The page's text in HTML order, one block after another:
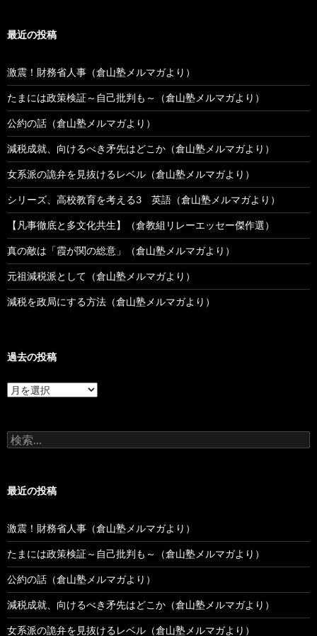
最近の投稿
激震！財務省人事（倉山塾メルマガより）
たまには政策検証～自己批判も～（倉山塾メルマガより）
公約の話（倉山塾メルマガより）
減税成就、向けるべき矛先はどこか（倉山塾メルマガより）
女系派の詭弁を見抜けるレベル（倉山塾メルマガより）
シリーズ、高校教育を考える3 英語（倉山塾メルマガより）
【凡事徹底と多文化共生】（倉教組リレーエッセー傑作選）
真の敵は「霞が関の総意」（倉山塾メルマガより）
元祖減税派として（倉山塾メルマガより）
減税を政局にする方法（倉山塾メルマガより）
過去の投稿
過
去
稿
検
索:
最近の投稿
激震！財務省人事（倉山塾メルマガより）
たまには政策検証～自己批判も～（倉山塾メルマガより）
公約の話（倉山塾メルマガより）
減税成就、向けるべき矛先はどこか（倉山塾メルマガより）
女系派の詭弁を見抜けるレベル（倉山塾メルマガより）